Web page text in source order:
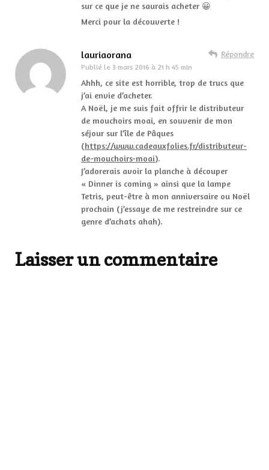
sur ce que je ne saurais acheter 😀
Merci pour la découverte !
lauriaorana
Publié le 3 mars 2016 à 21 h 45 min
Répondre
Ahhh, ce site est horrible, trop de trucs que
j’ai envie d’acheter.
A Noël, je me suis fait offrir le distributeur
de mouchoirs moai, en souvenir de mon
séjour sur l’île de Pâques
(https://www.cadeauxfolies.fr/distributeur-
de-mouchoirs-moai).
J’adorerais avoir la planche à découper
« Dinner is coming » ainsi que la lampe
Tetris, peut-être à mon anniversaire ou Noël
prochain (j’essaye de me restreindre sur ce
genre d’achats ahah).
Laisser un commentaire